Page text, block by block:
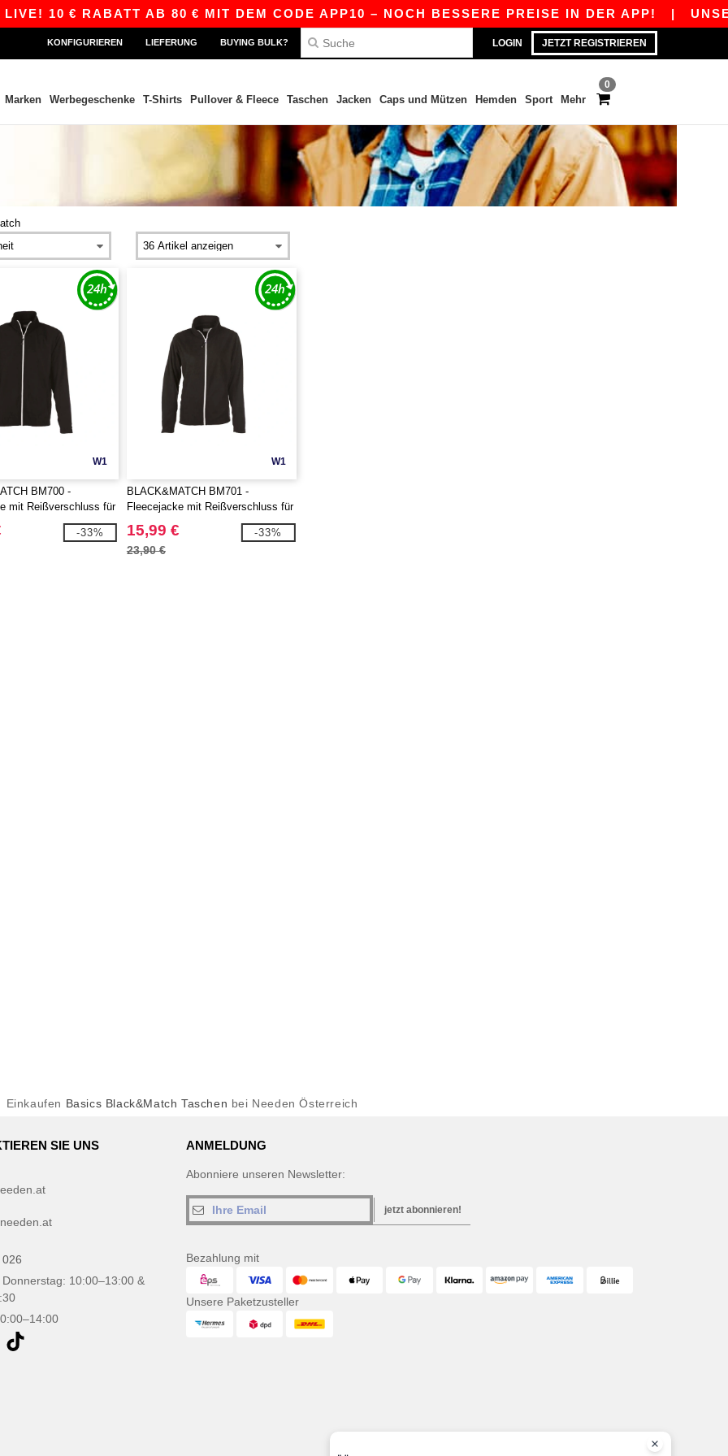
10 € RABATT AB 80 € MIT DEM CODE APP10 – NOCH BESSERE PREISE IN DER APP!|
LOGIN JETZT REGISTRIEREN
KONFIGURIEREN LIEFERUNG BUYING BULK?
0
Marken Werbegeschenke T-Shirts Pullover & Fleece Taschen Jacken Caps und Mützen Hemden Sport Mehr
W1
BM700 -
mit Reißverschluss für
-33%
W1
BLACK&MATCH BM701 -
Fleecejacke mit Reißverschluss für
Damen
15,99 €
23,90 €
-33%
Einkaufen Basics Black&Match Taschen bei Needen Österreich
SIE UNS
10:00–13:00 &
ANMELDUNG
Abonniere unseren Newsletter:
jetzt abonnieren!
Bezahlung mit
Unsere Paketzusteller